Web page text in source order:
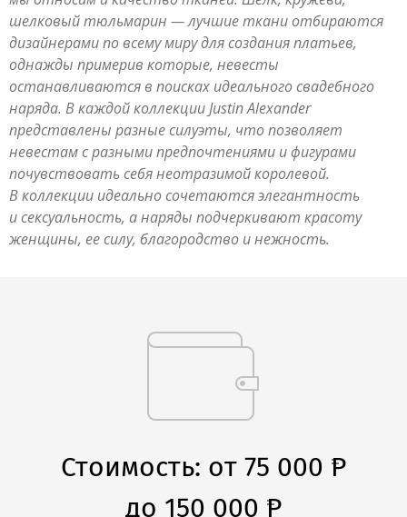
шелковый тюльмарин — лучшие ткани отбираются
дизайнерами по всему миру для создания платьев,
однажды примерив которые, невесты
останавливаются в поисках идеального свадебного
наряда. В каждой коллекции Justin Alexander
представлены разные силуэты, что позволяет
невестам с разными предпочтениями и фигурами
почувствовать себя неотразимой королевой.
В коллекции идеально сочетаются элегантность
и сексуальность, а наряды подчеркивают красоту
женщины, ее силу, благородство и нежность.
Стоимость: от 75 000 P
до 150 000 P